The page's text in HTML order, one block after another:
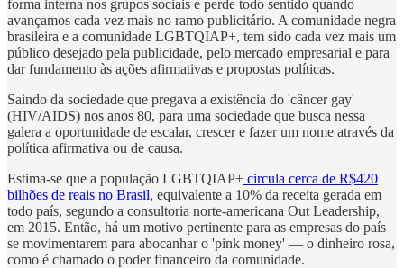
forma interna nos grupos sociais e perde todo sentido quando
avançamos cada vez mais no ramo publicitário. A comunidade negra
brasileira e a comunidade LGBTQIAP+, tem sido cada vez mais um
público desejado pela publicidade, pelo mercado empresarial e para
dar fundamento às ações afirmativas e propostas políticas.
Saindo da sociedade que pregava a existência do 'câncer gay'
(HIV/AIDS) nos anos 80, para uma sociedade que busca nessa
galera a oportunidade de escalar, crescer e fazer um nome através da
política afirmativa ou de causa.
Estima-se que a população LGBTQIAP+ circula cerca de R$420
bilhões de reais no Brasil, equivalente a 10% da receita gerada em
todo país, segundo a consultoria norte-americana Out Leadership,
em 2015. Então, há um motivo pertinente para as empresas do país
se movimentarem para abocanhar o 'pink money' — o dinheiro rosa,
como é chamado o poder financeiro da comunidade.